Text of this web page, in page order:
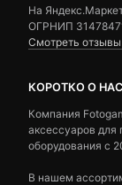
На
ОГРНИП
Смотреть
КОРОТКО О НАС
Компания
аксессуаров для
оборудования с
В нашем